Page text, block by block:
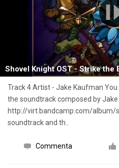
Shovel Knight OST - Strike the
Track 4 Artist - Jake Kaufman
the soundtrack composed by
http://virt.bandcamp.com/album/
soundtrack and th..
Commenta